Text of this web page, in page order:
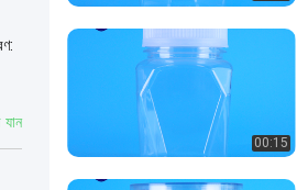
যান
00:15